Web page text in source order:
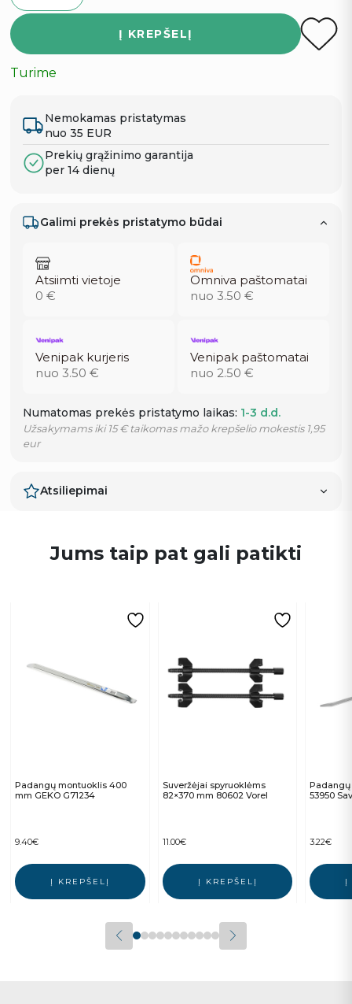
Į KREPŠELĮ
Turime
Nemokamas pristatymas
nuo 35 EUR
Prekių grąžinimo garantija
per 14 dienų
Galimi prekės pristatymo būdai
Atsiimti vietoje
0 €
Omniva paštomatai
nuo 3.50 €
Venipak kurjeris
nuo 3.50 €
Venipak paštomatai
nuo 2.50 €
Numatomas prekės pristatymo laikas: 1-3 d.d.
Užsakymams iki 15 € taikomas mažo krepšelio mokestis 1,95
eur
Atsiliepimai
Jums taip pat gali patikti
Padangų montuoklis 400
mm GEKO G71234
9.40€
Į KREPŠELĮ
Suveržėjai spyruoklėms
82×370 mm 80602 Vorel
11.00€
Į KREPŠELĮ
53950
3.22€
Į